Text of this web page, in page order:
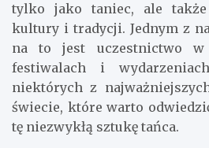
tylko jako taniec, ale także
kultury i tradycji. Jednym z
na to jest uczestnictwo w
festiwalach i
niektórych z
świecie, które warto
tę niezwykłą sztukę tańca.